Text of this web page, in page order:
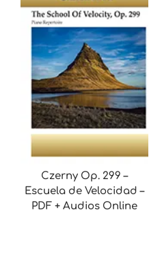
Czerny Op. 299 –
Escuela de Velocidad –
PDF + Audios Online